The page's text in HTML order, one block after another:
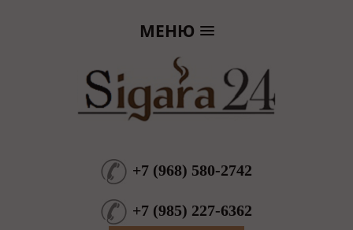
МЕНЮ
+7 (968) 580-2742
+7 (985) 227-6362